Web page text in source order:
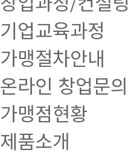
기업교육과정
가맹절차안내
온라인 창업문의
가맹점현황
제품소개